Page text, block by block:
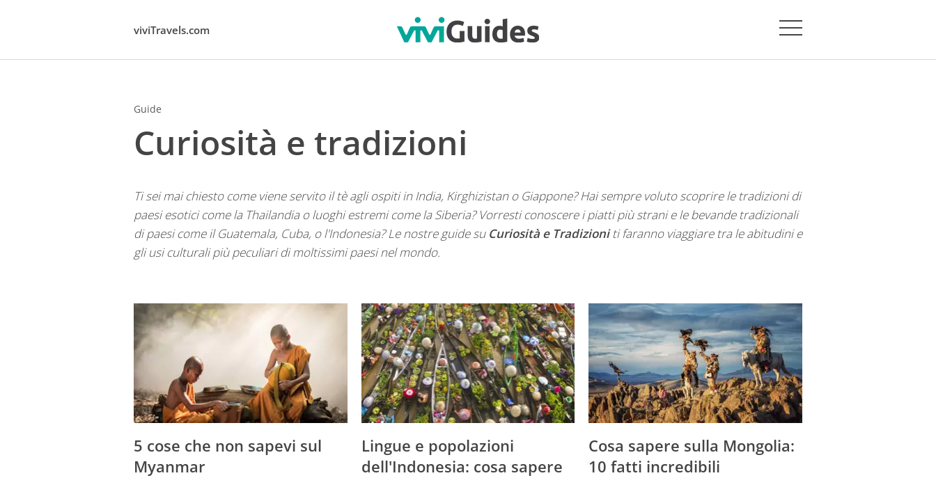
viviTravels.com
Guide
Curiosità e tradizioni
Ti sei mai chiesto come viene servito il tè agli ospiti in India, Kirghizistan o Giappone? Hai sempre voluto scoprire le tradizioni di
paesi esotici come la Thailandia o luoghi estremi come la Siberia? Vorresti conoscere i piatti più strani e le bevande tradizionali
di paesi come il Guatemala, Cuba, o l'Indonesia? Le nostre guide su Curiosità e Tradizioniti faranno viaggiare tra le abitudini e
gli usi culturali più peculiari di moltissimi paesi nel mondo.
5 cose che non sapevi sul
Myanmar
Lingue e popolazioni
dell'Indonesia: cosa sapere
Cosa sapere sulla Mongolia:
10 fatti incredibili